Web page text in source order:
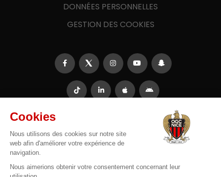
DONNÉES PERSONNELLES
GESTION DES COOKIES